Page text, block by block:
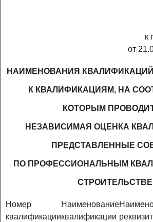
к
от
НАИМЕНОВАНИЯ
К КВАЛИФИКАЦИЯМ, НА
КОТОРЫМ
НЕЗАВИСИМАЯ ОЦЕНКА
ПРЕДСТАВЛЕННЫЕ
ПО ПРОФЕССИОНАЛЬНЫМ
СТРОИТЕЛЬСТВЕ
Номер
квалификации
Наименование
квалификации